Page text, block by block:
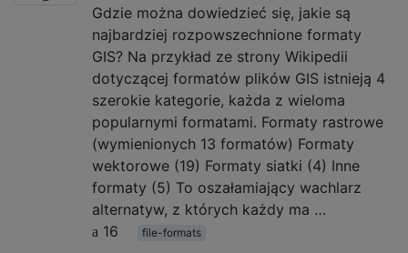
Gdzie można dowiedzieć się, jakie są
najbardziej rozpowszechnione formaty
GIS? Na przykład ze strony Wikipedii
dotyczącej formatów plików GIS istnieją 4
szerokie kategorie, każda z wieloma
popularnymi formatami. Formaty rastrowe
(wymienionych 13 formatów) Formaty
wektorowe (19) Formaty siatki (4) Inne
formaty (5) To oszałamiający wachlarz
alternatyw, z których każdy ma …
16
file-formats